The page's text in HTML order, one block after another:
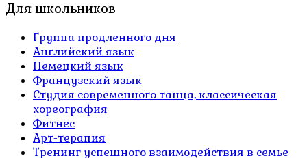
Для школьников
Группа продленного дня
Английский язык
Немецкий язык
Французский язык
Студия современного танца, классическая
хореография
Фитнес
Арт-терапия
Тренинг успешного взаимодействия в семье